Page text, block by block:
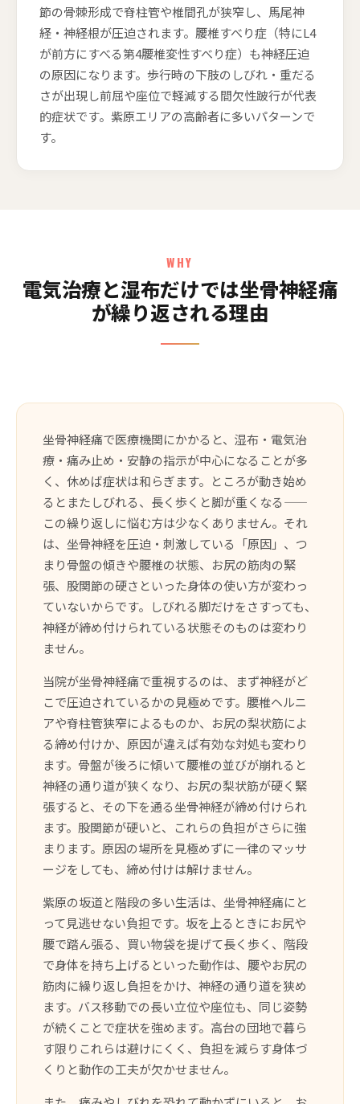
節の骨棘形成で脊柱管や椎間孔が狭窄し、馬尾神
経・神経根が圧迫されます。腰椎すべり症（特にL4
が前方にすべる第4腰椎変性すべり症）も神経圧迫
の原因になります。歩行時の下肢のしびれ・重だる
さが出現し前屈や座位で軽減する間欠性跛行が代表
的症状です。紫原エリアの高齢者に多いパターンで
す。
WHY
電気治療と湿布だけでは坐骨神経痛
が繰り返される理由
坐骨神経痛で医療機関にかかると、湿布・電気治
療・痛み止め・安静の指示が中心になることが多
く、休めば症状は和らぎます。ところが動き始め
るとまたしびれる、長く歩くと脚が重くなる——
この繰り返しに悩む方は少なくありません。それ
は、坐骨神経を圧迫・刺激している「原因」、つ
まり骨盤の傾きや腰椎の状態、お尻の筋肉の緊
張、股関節の硬さといった身体の使い方が変わっ
ていないからです。しびれる脚だけをさすっても、
神経が締め付けられている状態そのものは変わり
ません。
当院が坐骨神経痛で重視するのは、まず神経がど
こで圧迫されているかの見極めです。腰椎ヘルニ
アや脊柱管狭窄によるものか、お尻の梨状筋によ
る締め付けか、原因が違えば有効な対処も変わり
ます。骨盤が後ろに傾いて腰椎の並びが崩れると
神経の通り道が狭くなり、お尻の梨状筋が硬く緊
張すると、その下を通る坐骨神経が締め付けられ
ます。股関節が硬いと、これらの負担がさらに強
まります。原因の場所を見極めずに一律のマッサ
ージをしても、締め付けは解けません。
紫原の坂道と階段の多い生活は、坐骨神経痛にと
って見逃せない負担です。坂を上るときにお尻や
腰で踏ん張る、買い物袋を提げて長く歩く、階段
で身体を持ち上げるといった動作は、腰やお尻の
筋肉に繰り返し負担をかけ、神経の通り道を狭め
ます。バス移動での長い立位や座位も、同じ姿勢
が続くことで症状を強めます。高台の団地で暮ら
す限りこれらは避けにくく、負担を減らす身体づ
くりと動作の工夫が欠かせません。